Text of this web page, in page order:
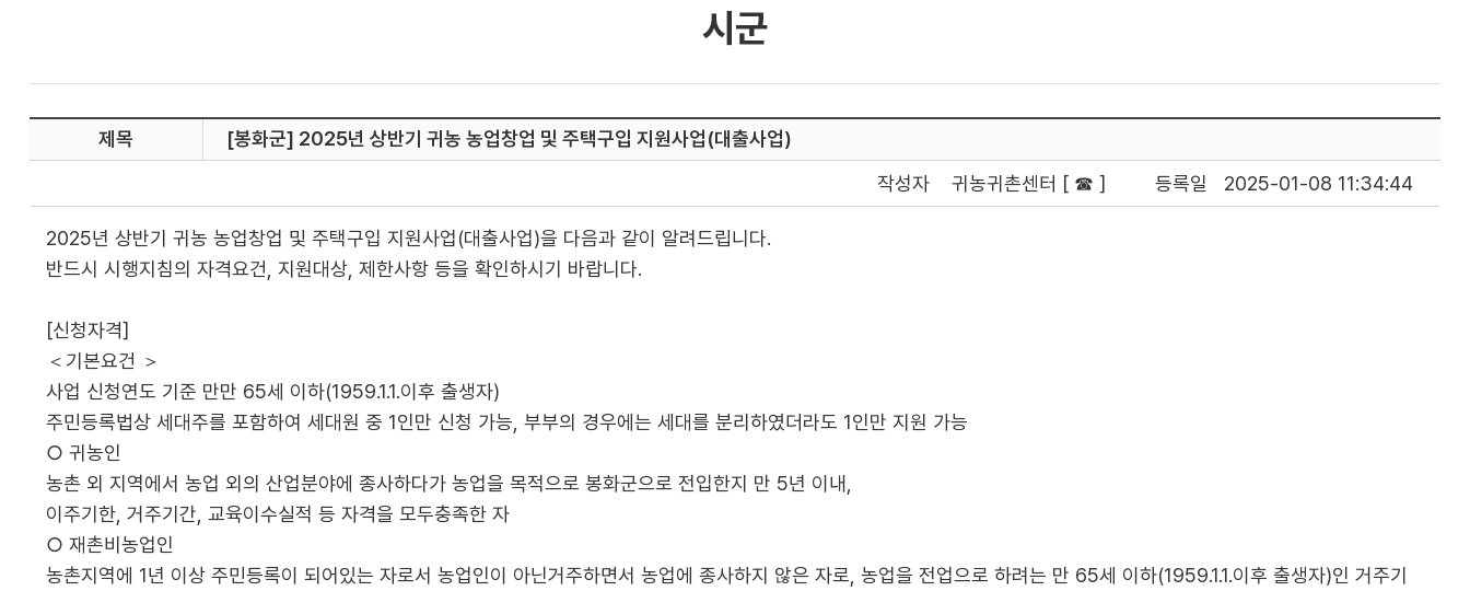
시군
제목
[봉화군] 2025년 상반기 귀농 농업창업 및 주택구입 지원사업(대출사업)
등록일
2025-01-08 11:34:44
작성자 귀농귀촌센터 [ ☎ ]
2025년 상반기 귀농 농업창업 및 주택구입 지원사업(대출사업)을 다음과 같이 알려드립니다.
반드시 시행지침의 자격요건, 지원대상, 제한사항 등을 확인하시기 바랍니다.
[신청자격]
＜기본요건 ＞
사업 신청연도 기준 만만 65세 이하(1959.1.1.이후 출생자)
주민등록법상 세대주를 포함하여 세대원 중 1인만 신청 가능, 부부의 경우에는 세대를 분리하였더라도 1인만 지원 가능
○ 귀농인
농촌 외 지역에서 농업 외의 산업분야에 종사하다가 농업을 목적으로 봉화군으로 전입한지 만 5년 이내,
이주기한, 거주기간, 교육이수실적 등 자격을 모두충족한 자
○ 재촌비농업인
농촌지역에 1년 이상 주민등록이 되어있는 자로서 농업인이 아닌거주하면서 농업에 종사하지 않은 자로, 농업을 전업으로 하려는 만 65세 이하(1959.1.1.이후 출생자)인 거주기